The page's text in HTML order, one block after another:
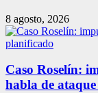
8 agosto, 2026
Caso Roselín:
habla de